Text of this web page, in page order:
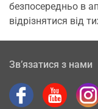
безпосередньо в
відрізнятися від
Зв’язатися з нами